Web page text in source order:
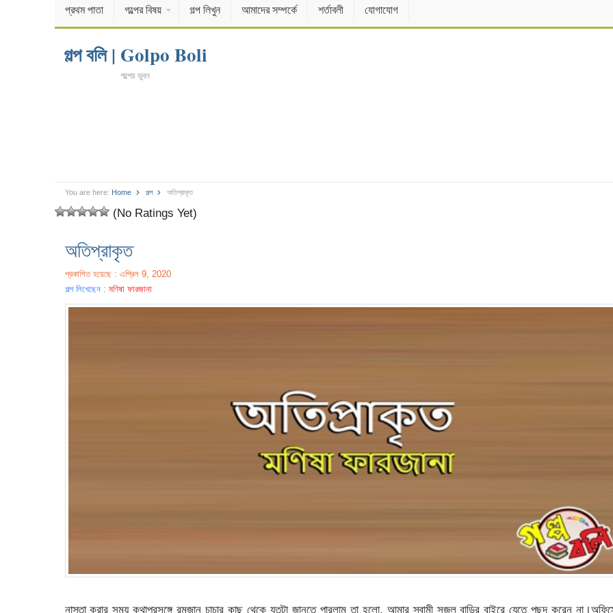
প্রথম পাতা গল্পের বিষয় গল্প লিখুন আমাদের সম্পর্কে শর্তাবলী যোগাযোগ
গল্প বলি | Golpo Boli
গল্পের ভুবন
You are here: Home গল্প অতিপ্রাকৃত
(No Ratings Yet)
অতিপ্রাকৃত
প্রকাশিত হয়েছে : এপ্রিল 9, 2020
গল্প লিখেছেন : মণিষা ফারজানা
নাস্তা করার সময় কথাপ্রসঙ্গে রমজান চাচার কাছ থেকে যতটা জানতে পারলাম তা হলো, আমার স্বামী সজল বাড়ির বাইরে যেতে পছন্দ করেন